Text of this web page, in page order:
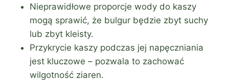
Nieprawidłowe proporcje wody do kaszy
mogą sprawić, że bulgur będzie zbyt suchy
lub zbyt kleisty.
Przykrycie kaszy podczas jej napęczniania
jest kluczowe – pozwala to zachować
wilgotność ziaren.